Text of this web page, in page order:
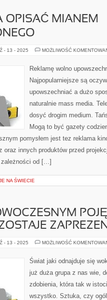
OPISAĆ MIANEM
- 13 - 2025 MOŻLIWOŚĆ
Reklamę wolno
Najpopularniejsze są
upowszechniać a dużo
naturalnie mass media.
dosyć drogim medium.
Mogą to być gazety
pomysłem jest tez reklama
oraz innych produktów przed
zależności od […]
NA ŚWIECIE
- 13 - 2025 MOŻLIWOŚĆ
Świat jaki odnajduje się
już duża grupa z nas wie,
zdobienia, która tak w
wszystko. Sztuka, czy